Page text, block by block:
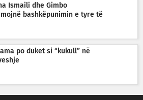
Ismaili dhe Gimbo
bashkëpunimin e tyre të
po duket si “kukull” në